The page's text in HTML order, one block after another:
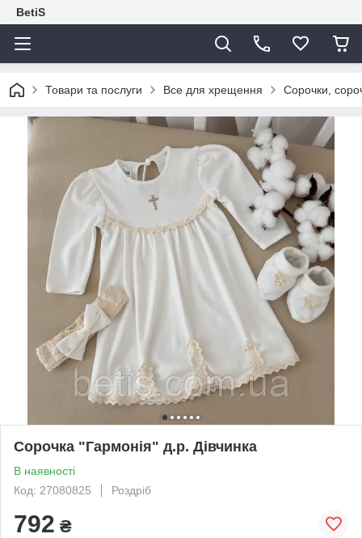
BetiS
Товари та послуги Все для хрещення Сорочки,
Сорочка "Гармонія" д.р. Дівчинка
В наявності
Код: 27080825
Роздріб
792 ₴